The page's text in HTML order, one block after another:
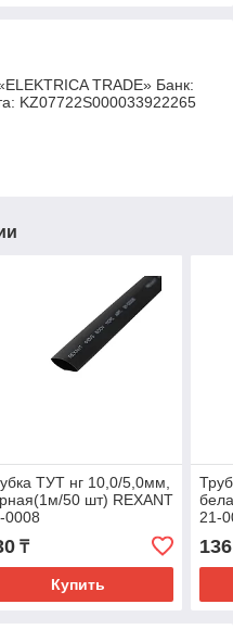
TRADE» Банк:
KZ07722S000033922265
ТУТ нг 10,0/5,0мм,
50 шт) REXANT
0008
₸
Купить
21-
136